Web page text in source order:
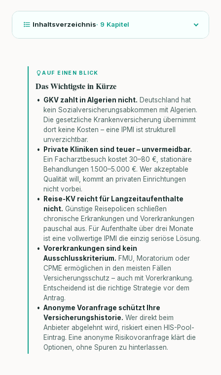
Inhaltsverzeichnis· 9 Kapitel
AUF EINEN BLICK
Das Wichtigste in Kürze
GKV zahlt in Algerien nicht. Deutschland hat
kein Sozialversicherungsabkommen mit Algerien.
Die gesetzliche Krankenversicherung übernimmt
dort keine Kosten – eine IPMI ist strukturell
unverzichtbar.
Private Kliniken sind teuer – unvermeidbar.
Ein Facharztbesuch kostet 30–80 €, stationäre
Behandlungen 1.500–5.000 €. Wer akzeptable
Qualität will, kommt an privaten Einrichtungen
nicht vorbei.
Reise-KV reicht für Langzeitaufenthalte
nicht. Günstige Reisepolicen schließen
chronische Erkrankungen und Vorerkrankungen
pauschal aus. Für Aufenthalte über drei Monate
ist eine vollwertige IPMI die einzig seriöse Lösung.
Vorerkrankungen sind kein
Ausschlusskriterium. FMU, Moratorium oder
CPME ermöglichen in den meisten Fällen
Versicherungsschutz – auch mit Vorerkrankung.
Entscheidend ist die richtige Strategie vor dem
Antrag.
Anonyme Voranfrage schützt Ihre
Versicherungshistorie. Wer direkt beim
Anbieter abgelehnt wird, riskiert einen HIS-Pool-
Eintrag. Eine anonyme Risikovoranfrage klärt die
Optionen, ohne Spuren zu hinterlassen.